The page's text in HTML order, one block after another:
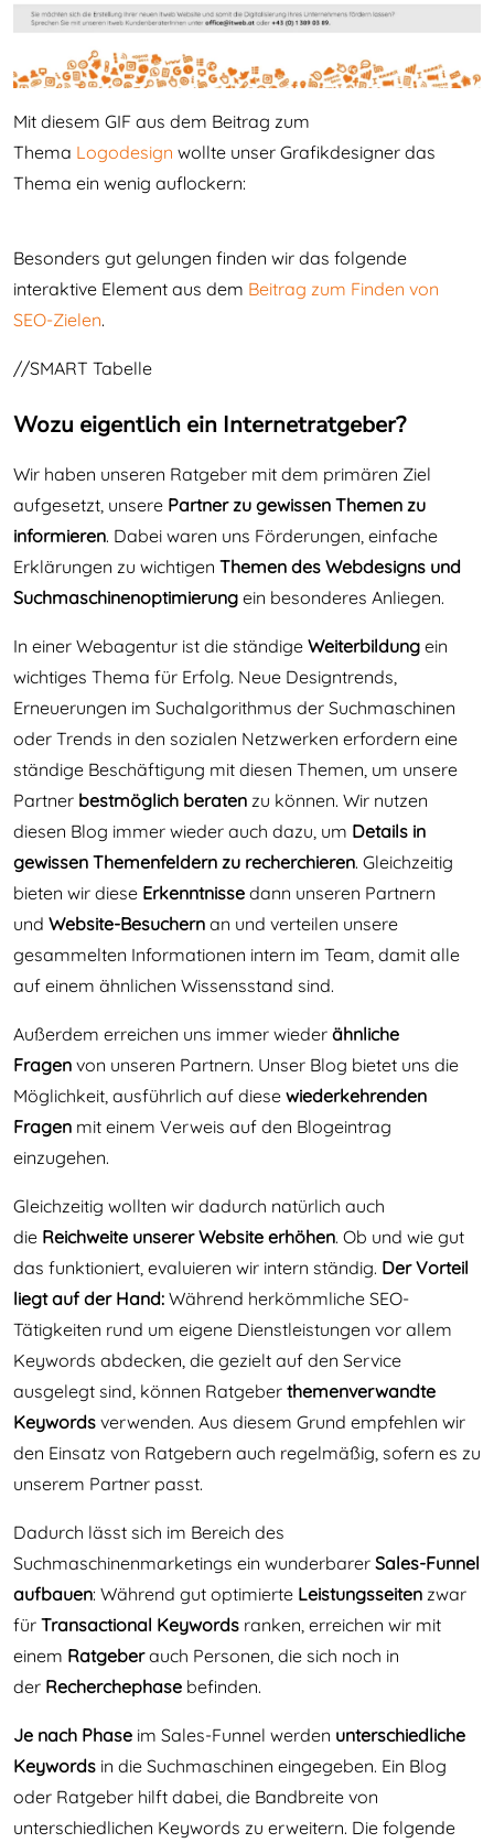
Mit diesem GIF aus dem Beitrag zum
Thema Logodesign wollte unser Grafikdesigner das
Thema ein wenig auflockern:
Besonders gut gelungen finden wir das folgende
interaktive Element aus dem Beitrag zum Finden von
SEO-Zielen.
//SMART Tabelle
Wozu eigentlich ein Internetratgeber?
Wir haben unseren Ratgeber mit dem primären Ziel
aufgesetzt, unsere Partner zu gewissen Themen zu
informieren. Dabei waren uns Förderungen, einfache
Erklärungen zu wichtigen Themen des Webdesigns und
Suchmaschinenoptimierung ein besonderes Anliegen.
In einer Webagentur ist die ständige Weiterbildung ein
wichtiges Thema für Erfolg. Neue Designtrends,
Erneuerungen im Suchalgorithmus der Suchmaschinen
oder Trends in den sozialen Netzwerken erfordern eine
ständige Beschäftigung mit diesen Themen, um unsere
Partner bestmöglich beraten zu können. Wir nutzen
diesen Blog immer wieder auch dazu, um Details in
gewissen Themenfeldern zu recherchieren. Gleichzeitig
bieten wir diese Erkenntnisse dann unseren Partnern
und Website-Besuchern an und verteilen unsere
gesammelten Informationen intern im Team, damit alle
auf einem ähnlichen Wissensstand sind.
Außerdem erreichen uns immer wieder ähnliche
Fragen von unseren Partnern. Unser Blog bietet uns die
Möglichkeit, ausführlich auf diese wiederkehrenden
Fragen mit einem Verweis auf den Blogeintrag
einzugehen.
Gleichzeitig wollten wir dadurch natürlich auch
die Reichweite unserer Website erhöhen. Ob und wie gut
das funktioniert, evaluieren wir intern ständig. Der Vorteil
liegt auf der Hand: Während herkömmliche SEO-
Tätigkeiten rund um eigene Dienstleistungen vor allem
Keywords abdecken, die gezielt auf den Service
ausgelegt sind, können Ratgeber themenverwandte
Keywords verwenden. Aus diesem Grund empfehlen wir
den Einsatz von Ratgebern auch regelmäßig, sofern es zu
unserem Partner passt.
Dadurch lässt sich im Bereich des
Suchmaschinenmarketings ein wunderbarer Sales-Funnel
aufbauen: Während gut optimierte Leistungsseiten zwar
für Transactional Keywords ranken, erreichen wir mit
einem Ratgeberauch Personen, die sich noch in
der Recherchephase befinden.
Je nach Phase im Sales-Funnel werden unterschiedliche
Keywords in die Suchmaschinen eingegeben. Ein Blog
oder Ratgeber hilft dabei, die Bandbreite von
unterschiedlichen Keywords zu erweitern. Die folgende